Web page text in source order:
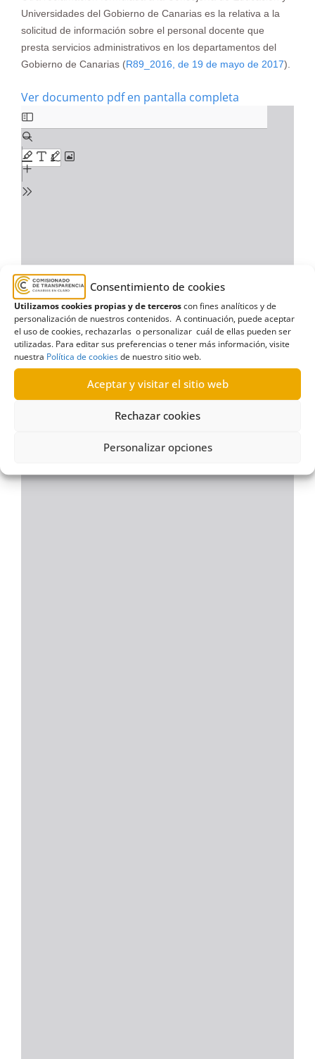
Consentimiento de cookies
Utilizamos cookies propias y de terceroscon fines analíticos y de
personalización de nuestros contenidos. A continuación, puede aceptar
el uso de cookies, rechazarlas o personalizar cuál de ellas pueden ser
utilizadas. Para editar sus preferencias o tener más información, visite
nuestra Política de cookiesde nuestro sitio web.
Aceptar y visitar el sitio web
Rechazar cookies
Personalizar opciones
Universidades del Gobierno de Canarias es la relativa a la
solicitud de información sobre el personal docente que
presta servicios administrativos en los departamentos del
Gobierno de Canarias (R89_2016, de 19 de mayo de 2017).
Ver documento pdf en pantalla completa